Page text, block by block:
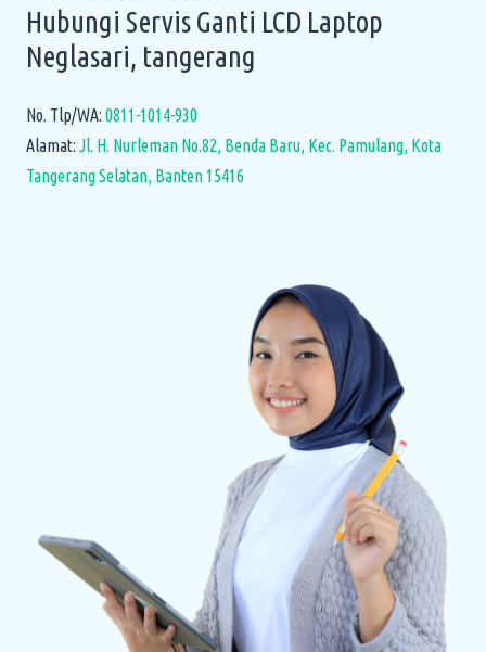
Hubungi Servis Ganti LCD Laptop
Neglasari, tangerang
No. Tlp/WA: 0811-1014-930
Alamat: Jl. H. Nurleman No.82, Benda Baru, Kec. Pamulang, Kota
Tangerang Selatan, Banten 15416